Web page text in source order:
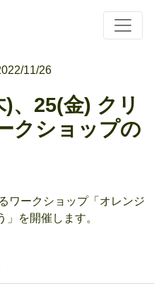
11/26
)、25(金) クリ
クショップの
ワークショップ「オレンジ
を開催します。